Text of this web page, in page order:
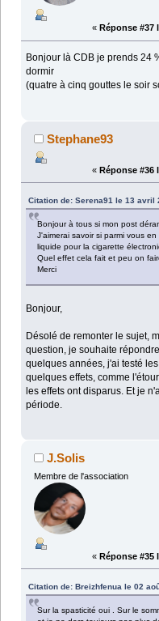
« Réponse #37
Bonjour là CDB je prends 24
dormir
(quatre à cinq gouttes le soir
Stephane93
« Réponse #36
Citation de: Serena91 le 13 avril
Bonjour à tous si mon post
J'aimerai savoir si parmi vous
liquide pour la cigarette
Quel effet cela fait et peu on
Merci
Bonjour,
Désolé de remonter le sujet,
question, je souhaite
quelques années, j'ai testé
quelques effets, comme
les effets ont disparus. Et je
période.
J.Solis
Membre de l'association
« Réponse #35
Citation de: Breizhfenua le 02
Sur la spasticité oui . Sur le